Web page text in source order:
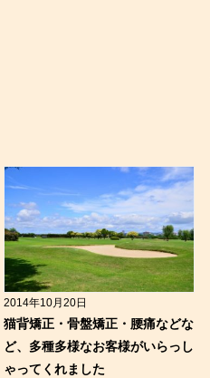
2014年10月20日
猫背矯正・骨盤矯正・腰痛などな
ど、多種多様なお客様がいらっし
ゃってくれました